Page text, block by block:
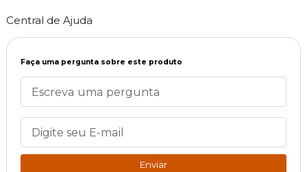
Central de Ajuda
Faça uma pergunta sobre este produto
Enviar